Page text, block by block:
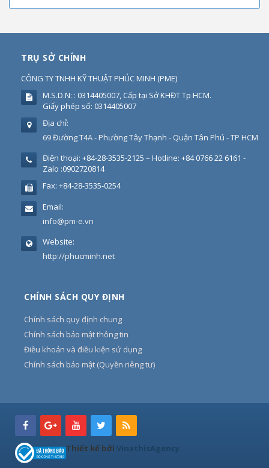
TRỤ SỞ CHÍNH
CÔNG TY TNHH KỸ THUẬT PHÚC MINH (PME)
M.S.D.N: : 0314405007, Cấp tại Sở KHĐT Tp HCM.
Giấy phép số: 0314405007
Địa chỉ:
69 Đường T4A - Phường Tây Thạnh - Quận Tân Phú - TP HCM
Điện thoại: +84-28-3535-2125 – Hotline: +84 0766 22 6161 -
Zalo :0902720814
Fax: +84-28-3535-0254
Email:
info@pm-e.vn
Website:
http://phucminh.net
CHÍNH SÁCH QUY ĐỊNH
Chính sách quy định chung
Chính sách bảo mật thông tin
Điều khoản và điều kiện sử dụng
Chính sách bảo mật (Quyền riêng tư)
Thiết kế bởi VinathisAgency